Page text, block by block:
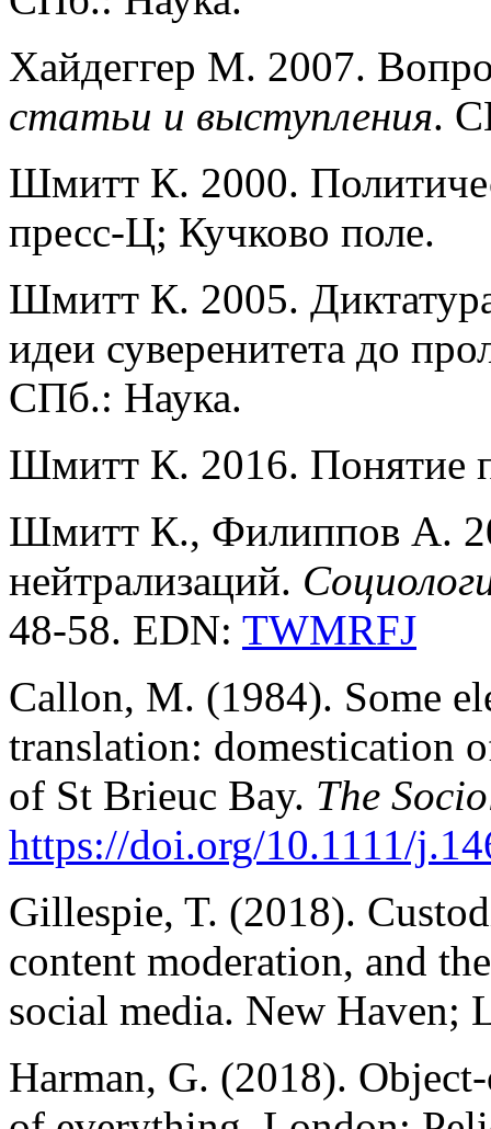
Хайдеггер М. 2007.
статьи и выступления.
Шмитт К. 2000.
пресс-Ц; Кучково поле.
Шмитт К. 2005.
идеи суверенитета до
СПб.: Наука.
Шмитт К. 2016. Понятие
Шмитт К., Филиппов А.
нейтрализаций.
48-58. EDN: TWMRFJ
Callon, M. (1984). Some
translation: domestication
of St Brieuc Bay. The
https://doi.org/10.1111/
Gillespie, T. (2018).
content moderation, and
social media. New Haven;
Harman, G. (2018).